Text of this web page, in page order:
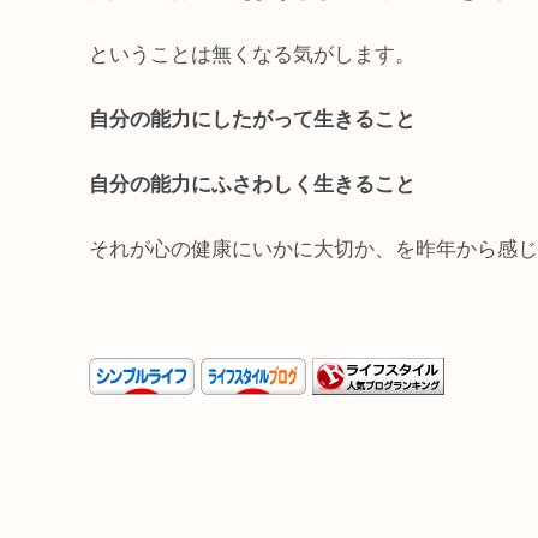
ということは無くなる気がします。
自分の能力にしたがって生きること
自分の能力にふさわしく生きること
それが心の健康にいかに大切か、を昨年から感じ